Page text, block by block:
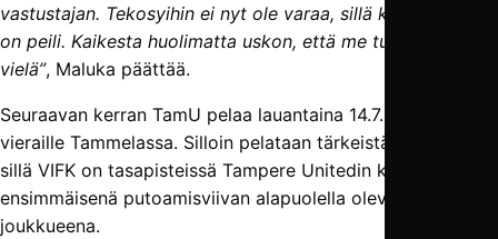
vastustajan. Tekosyihin ei nyt ole varaa, sillä kaikilla meillä
on peili. Kaikesta huolimatta uskon, että me tulemme
vielä”, Maluka päättää.
Seuraavan kerran TamU pelaa lauantaina 14.7. kun Vasa IFK
vieraille Tammelassa. Silloin pelataan tärkeistä pisteistä,
sillä VIFK on tasapisteissä Tampere Unitedin kanssa
ensimmäisenä putoamisviivan alapuolella olevana
joukkueena.